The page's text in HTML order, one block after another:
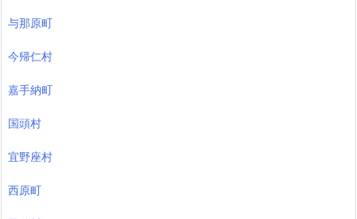
与那原町
今帰仁村
嘉手納町
国頭村
宜野座村
西原町